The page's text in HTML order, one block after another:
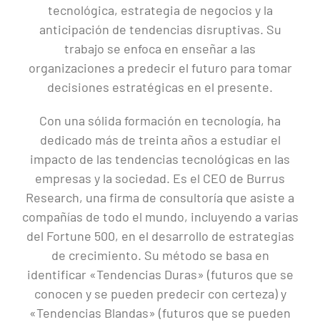
tecnológica, estrategia de negocios y la
anticipación de tendencias disruptivas. Su
trabajo se enfoca en enseñar a las
organizaciones a predecir el futuro para tomar
decisiones estratégicas en el presente.
Con una sólida formación en tecnología, ha
dedicado más de treinta años a estudiar el
impacto de las tendencias tecnológicas en las
empresas y la sociedad. Es el CEO de Burrus
Research, una firma de consultoría que asiste a
compañías de todo el mundo, incluyendo a varias
del Fortune 500, en el desarrollo de estrategias
de crecimiento. Su método se basa en
identificar «Tendencias Duras» (futuros que se
conocen y se pueden predecir con certeza) y
«Tendencias Blandas» (futuros que se pueden